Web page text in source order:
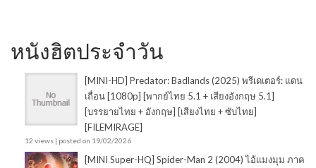
หนังฮิตประจำวัน
[MINI-HD] Predator: Badlands (2025) พรีเดเตอร์: แดน
เถื่อน [1080p] [พากย์ไทย 5.1 + เสียงอังกฤษ 5.1]
[บรรยายไทย + อังกฤษ] [เสียงไทย + ซับไทย]
[FILEMIRAGE]
12 views | posted on 19/02/2026
[MINI Super-HQ] Spider-Man 2 (2004) ไอ้แมงมุม ภาค